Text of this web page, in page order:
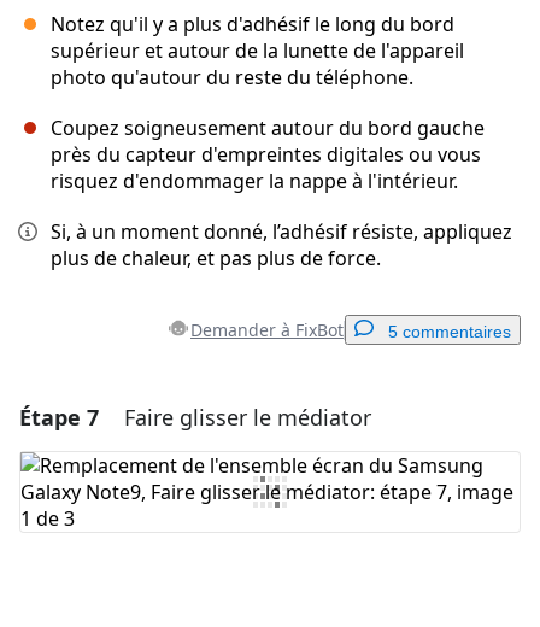
Notez qu'il y a plus d'adhésif le long du bord
supérieur et autour de la lunette de l'appareil
photo qu'autour du reste du téléphone.
Coupez soigneusement autour du bord gauche
près du capteur d'empreintes digitales ou vous
risquez d'endommager la nappe à l'intérieur.
Si, à un moment donné, l’adhésif résiste, appliquez
plus de chaleur, et pas plus de force.
Demander à FixBot 5 commentaires
Ajouter un commentaire
Ajouter un commentaire
Étape 7 Faire glisser le médiator